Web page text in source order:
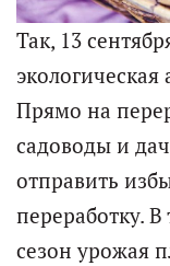
Так, 13
экологическая
Прямо на
садоводы и
отправить
переработку. В
сезон урожая